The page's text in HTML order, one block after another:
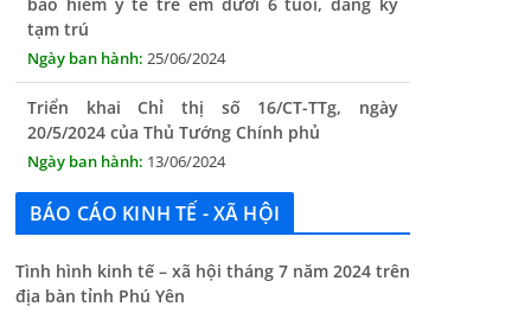
25/06/2024
Triển khai Chỉ thị số 16/CT-TTg, ngày
20/5/2024 của Thủ Tướng Chính phủ
13/06/2024
Tăng cường lãnh đạo, chỉ đạo nâng cao cải
cách hành chính
13/06/2024
Thông báo lịch tiếp công dân định kỳ của Chủ
tịch UBND xã tháng 11/2025
BÁO CÁO KINH TẾ - XÃ HỘI
Tình hình kinh tế – xã hội tháng 7 năm 2024 trên
địa bàn tỉnh Phú Yên